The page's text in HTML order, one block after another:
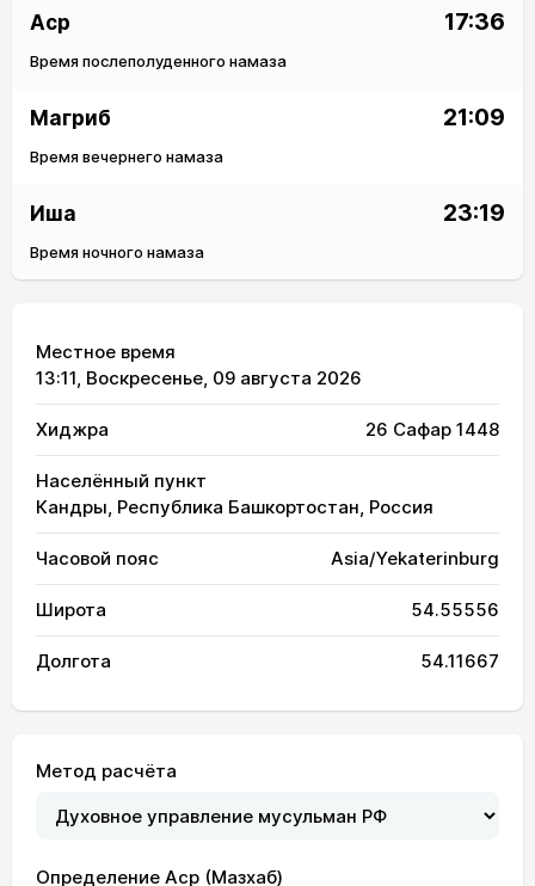
Аср 17:36
Время послеполуденного намаза
Магриб 21:09
Время вечернего намаза
Иша 23:19
Время ночного намаза
Местное время
13:11, Воскресенье, 09 августа 2026
Хиджра 26 Сафар 1448
Населённый пункт
Кандры, Республика Башкортостан, Россия
Часовой пояс Asia/Yekaterinburg
Широта 54.55556
Долгота 54.11667
Метод расчёта
Определение Аср (Мазхаб)